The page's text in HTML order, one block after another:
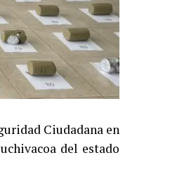
Ciudadana en
del estado